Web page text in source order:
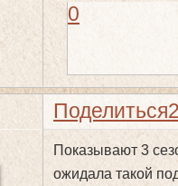
0
Поделиться
Показывают 3
ожидала такой